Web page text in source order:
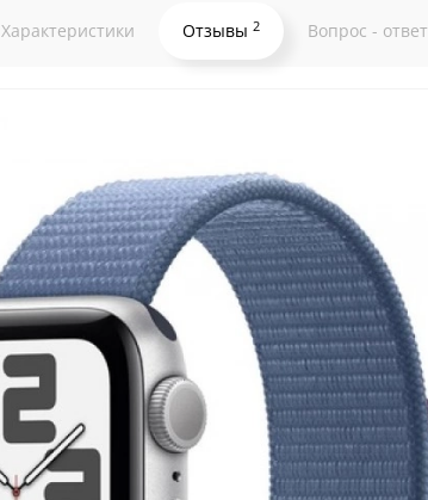
Характеристики Отзывы 2 Вопрос - ответ